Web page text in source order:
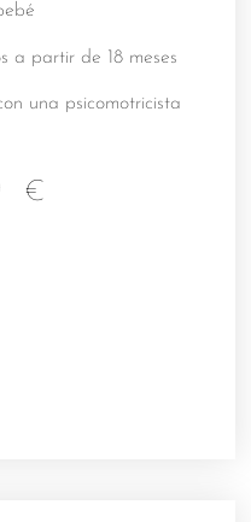
a partir de 18 meses
una psicomotricista
€